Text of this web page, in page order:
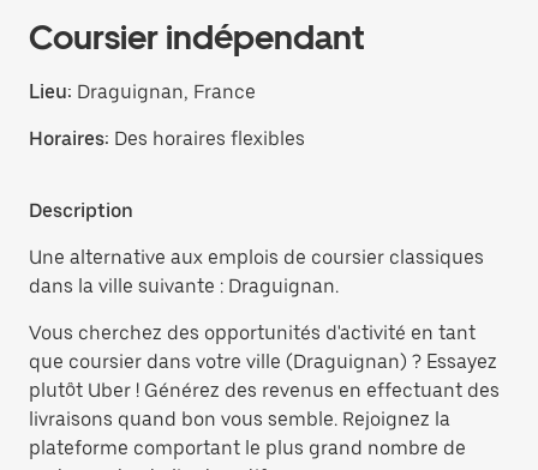
Coursier indépendant
Lieu: Draguignan, France
Horaires: Des horaires flexibles
Description
Une alternative aux emplois de coursier classiques
dans la ville suivante : Draguignan.
Vous cherchez des opportunités d'activité en tant
que coursier dans votre ville (Draguignan) ? Essayez
plutôt Uber ! Générez des revenus en effectuant des
livraisons quand bon vous semble. Rejoignez la
plateforme comportant le plus grand nombre de